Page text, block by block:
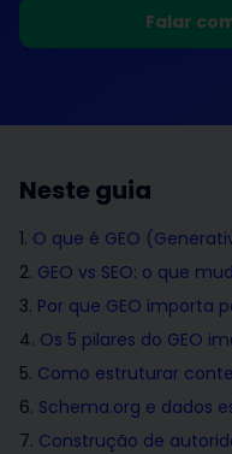
Falar
Neste guia
O que é GEO
GEO vs SEO: o que
Por que GEO importa
Os 5 pilares do GEO
Como estruturar
Schema.org e dados
Construção de